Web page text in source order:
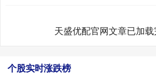
天盛优配官网文章已加
个股实时涨跌榜